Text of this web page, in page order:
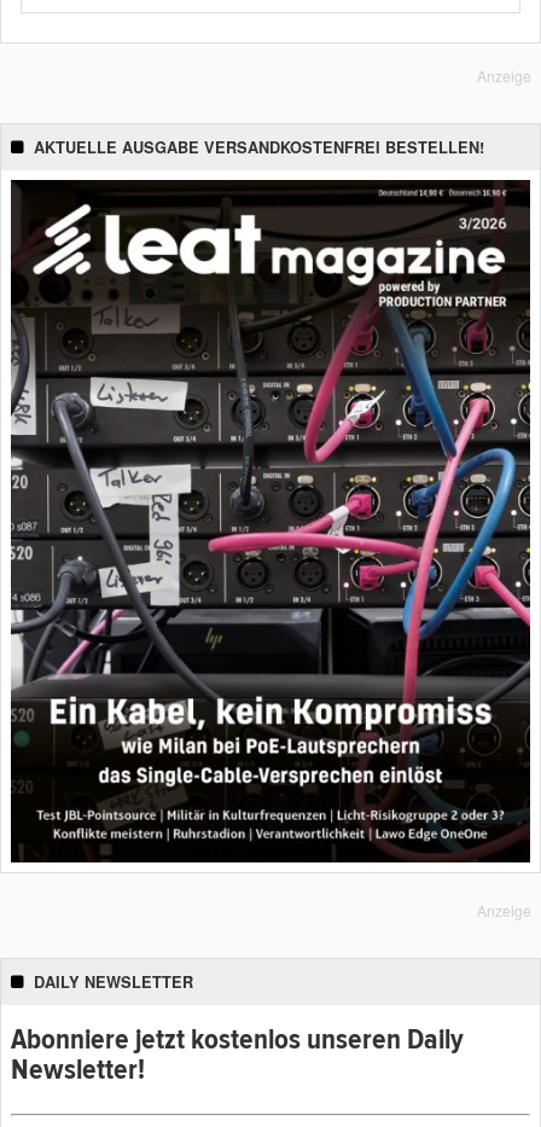
Anzeige
AKTUELLE AUSGABE VERSANDKOSTENFREI BESTELLEN!
Anzeige
DAILY NEWSLETTER
Abonniere jetzt kostenlos unseren Daily
Newsletter!